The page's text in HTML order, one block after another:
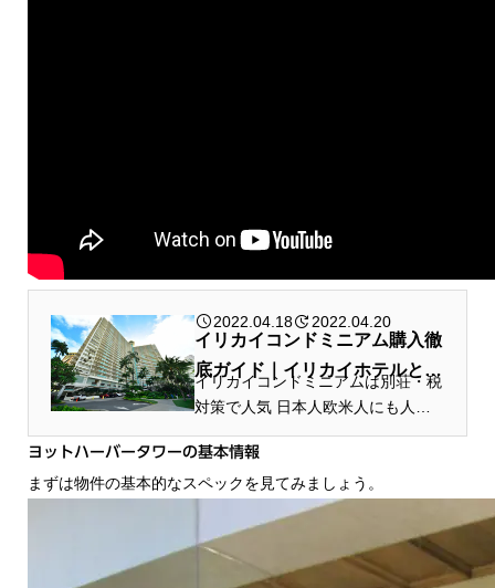
2022.04.18 2022.04.20
イリカイコンドミニアム購入徹
底ガイド｜イリカイホテルとバ
ケレン運用可能
イリカイコンドミニアムは別荘・税
対策で人気 日本人欧米人にも人気
のワイキキ西側に建つ老舗のコンド
ミニアム、 イリカイの魅力を徹底
的にお伝えしたいと思います。是非
購入検討のご参考にして頂ければと
存じ...
ヨットハーバータワーの基本情報
まずは物件の基本的なスペックを見てみましょう。